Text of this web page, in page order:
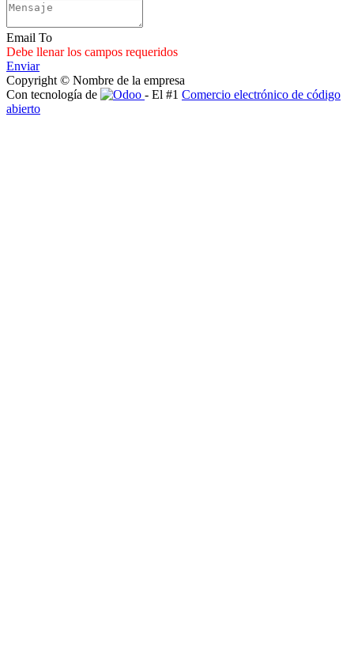
Email To
Debe llenar los campos requeridos
Enviar
Copyright © Nombre de la empresa
Con tecnología de
- El #1 Comercio electrónico de código
abierto